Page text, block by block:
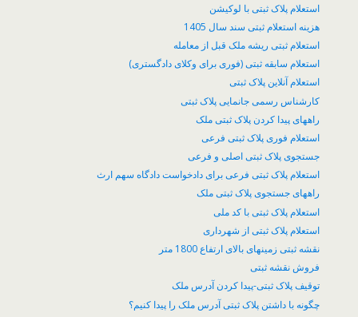
استعلام پلاک ثبتی با لوکیشن
هزینه استعلام ثبتی سند سال 1405
استعلام ثبتی ریشه ملک قبل از معامله
استعلام سابقه ثبتی (فوری برای وکلای دادگستری)
استعلام آنلاین پلاک ثبتی
کارشناس رسمی جانمایی پلاک ثبتی
راههای پیدا کردن پلاک ثبتی ملک
استعلام فوری پلاک ثبتی فرعی
جستجوی پلاک ثبتی اصلی و فرعی
استعلام پلاک ثبتی فرعی برای دادخواست دادگاه سهم ارث
راههای جستجوی پلاک ثبتی ملک
استعلام پلاک ثبتی با کد ملی
استعلام پلاک ثبتی از شهرداری
نقشه ثبتی زمینهای بالای ارتفاع 1800 متر
فروش نقشه ثبتی
توقیف پلاک ثبتی-پیدا کردن آدرس ملک
چگونه با داشتن پلاک ثبتی آدرس ملک را پیدا کنیم؟